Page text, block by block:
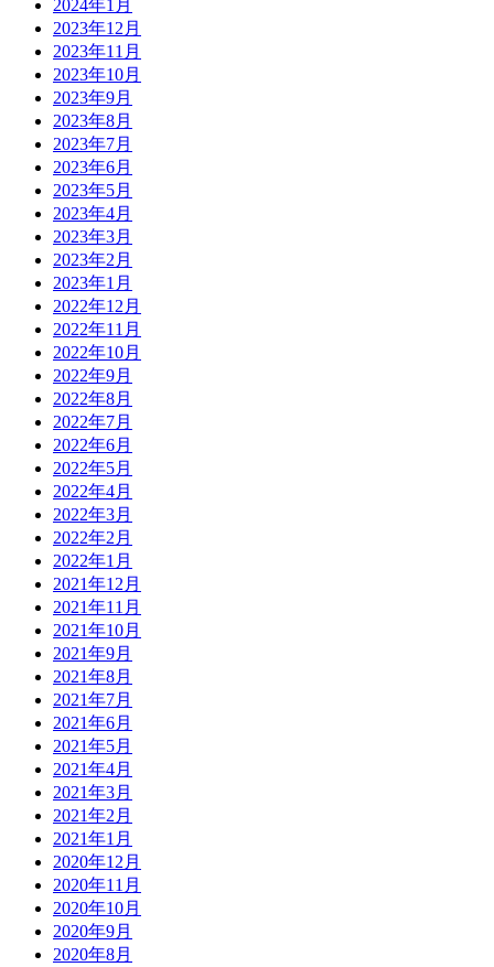
2024年1月
2023年12月
2023年11月
2023年10月
2023年9月
2023年8月
2023年7月
2023年6月
2023年5月
2023年4月
2023年3月
2023年2月
2023年1月
2022年12月
2022年11月
2022年10月
2022年9月
2022年8月
2022年7月
2022年6月
2022年5月
2022年4月
2022年3月
2022年2月
2022年1月
2021年12月
2021年11月
2021年10月
2021年9月
2021年8月
2021年7月
2021年6月
2021年5月
2021年4月
2021年3月
2021年2月
2021年1月
2020年12月
2020年11月
2020年10月
2020年9月
2020年8月